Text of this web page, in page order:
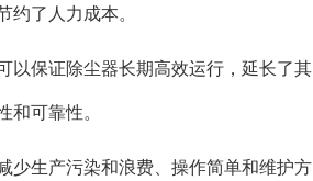
了人力成本。
以保证除尘器长期高效运行，延长了其
可靠性。
少生产污染和浪费、操作简单和维护方